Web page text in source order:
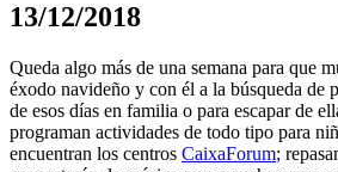
13/12/2018
Queda algo más de una semana para que
éxodo navideño y con él a la búsqueda de
de esos días en familia o para escapar de
programan actividades de todo tipo para
encuentran los centros CaixaForum;